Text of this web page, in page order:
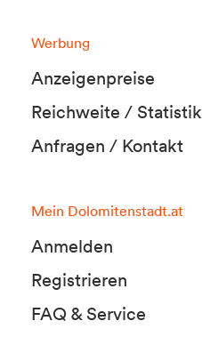
Werbung
Anzeigenpreise
Reichweite / Statistik
Anfragen / Kontakt
Mein Dolomitenstadt.at
Anmelden
Registrieren
FAQ & Service